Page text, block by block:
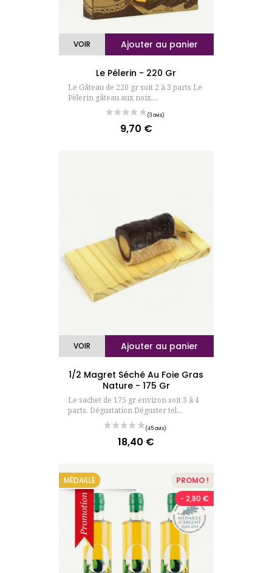
Ajouter au panier
VOIR
Le Pélerin - 220 Gr
Le Gâteau de 220 gr soit 2 à 3 parts Le
Pèlerin gâteau aux noix,...
Prix
9,70 €
Ajouter au panier
VOIR
1/2 Magret Séché Au Foie Gras
Nature - 175 Gr
Le sachet de 175 gr environ soit 3 à 4
parts. Dégustation Déguster tel...
Prix
18,40 €
MÉDAILLÉ
PROMO !
- 2,80 €